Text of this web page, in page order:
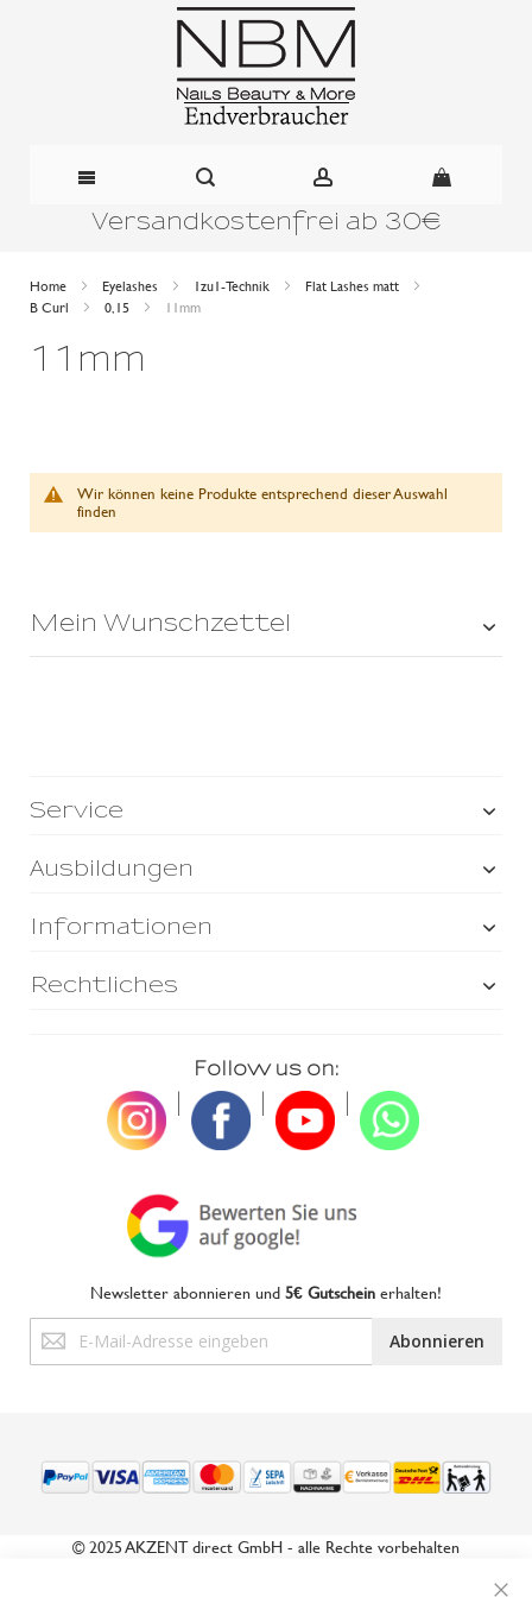
Versandkostenfrei ab 30€
Home Eyelashes 1zu1-Technik
Flat Lashes matt
B Curl
0,15 11mm
11mm
Wir können keine Produkte entsprechend dieser Auswahl
finden
Mein Wunschzettel
Service
Ausbildungen
Informationen
Rechtliches
Follow us on:
Newsletter abonnieren und5€ Gutscheinerhalten!
Anmeldung
zum
Abonnieren
© 2025 AKZENT direct GmbH - alle Rechte vorbehalten